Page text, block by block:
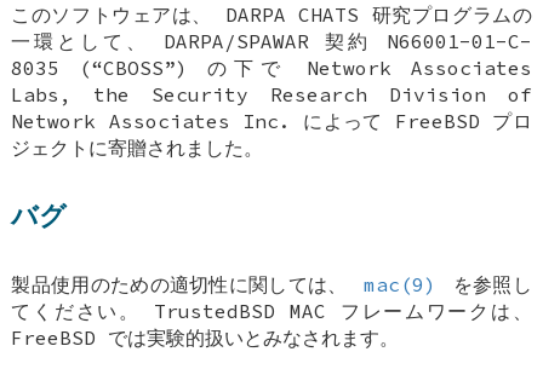
このソフトウェアは、 DARPA CHATS 研究プログラムの
一環として、 DARPA/SPAWAR 契約 N66001-01-C-
8035 (“CBOSS”) の下で Network Associates
Labs, the Security Research Division of
Network Associates Inc. によって FreeBSD プロ
ジェクトに寄贈されました。
バグ
製品使用のための適切性に関しては、 mac(9)
を参照し
てください。 TrustedBSD MAC フレームワークは、
FreeBSD では実験的扱いとみなされます。